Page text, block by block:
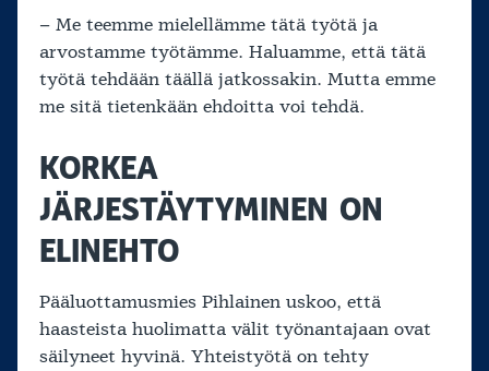
– Me teemme mielellämme tätä työtä ja
arvostamme työtämme. Haluamme, että tätä
työtä tehdään täällä jatkossakin. Mutta emme
me sitä tietenkään ehdoitta voi tehdä.
KORKEA
JÄRJESTÄYTYMINEN ON
ELINEHTO
Pääluottamusmies Pihlainen uskoo, että
haasteista huolimatta välit työnantajaan ovat
säilyneet hyvinä. Yhteistyötä on tehty